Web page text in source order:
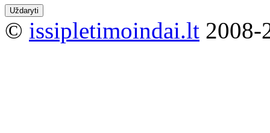
Uždaryti
© issipletimoindai.lt 2008-